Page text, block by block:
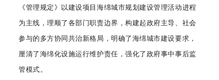
《管理规定》以建设项目海绵城市规划建设管理活动进程
为主线，理顺了各部门职责边界，构建起政府主导、社会
参与的多方协同共治新格局，明确了海绵城市建设要求，
厘清了海绵化设施运行维护责任，强化了政府事中事后监
管模式。